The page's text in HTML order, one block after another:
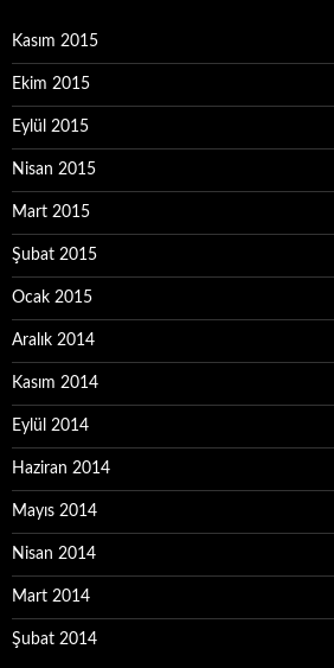
Kasım 2015
Ekim 2015
Eylül 2015
Nisan 2015
Mart 2015
Şubat 2015
Ocak 2015
Aralık 2014
Kasım 2014
Eylül 2014
Haziran 2014
Mayıs 2014
Nisan 2014
Mart 2014
Şubat 2014